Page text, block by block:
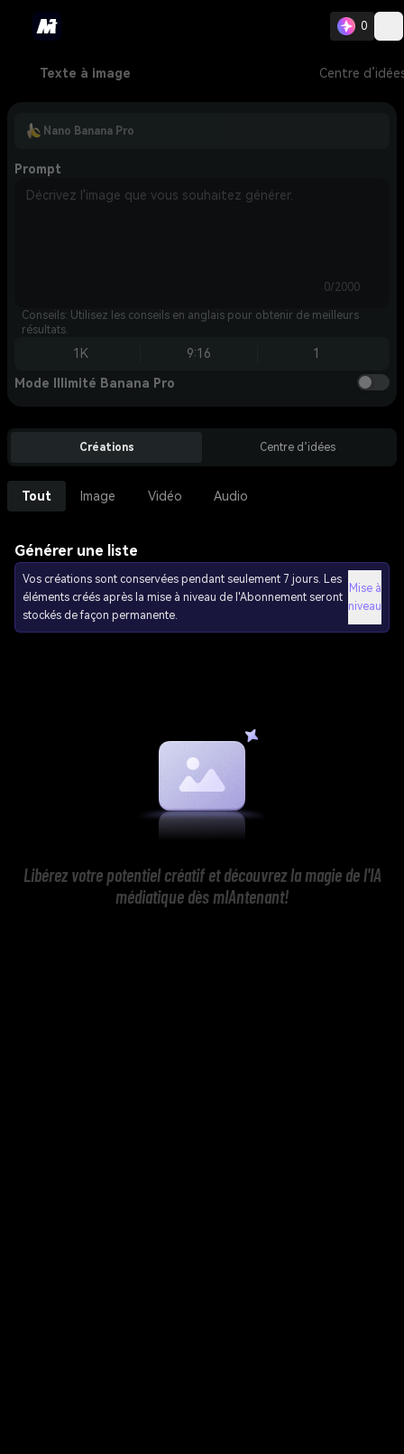
0
Texte à image Centre
Nano Banana Pro
Prompt
0/2000
Conseils: Utilisez les conseils en anglais pour obtenir de meilleurs
résultats.
1K 9:16 1
Mode Illimité Banana Pro
Créations Centre d’idées
Tout Image Vidéo Audio
Générer une liste
Vos créations sont conservées pendant seulement 7 jours. Les
éléments créés après la mise à niveau de l'Abonnement seront
stockés de façon permanente.
Mise à
niveau
Libérez votre potentiel créatif et découvrez la magie de l'IA
médiatique dès mIAntenant!